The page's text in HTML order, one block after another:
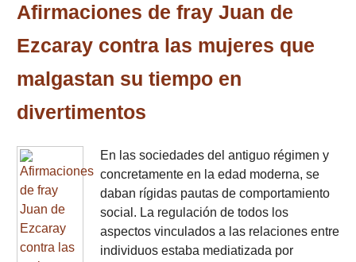
Afirmaciones de fray Juan de
Ezcaray contra las mujeres que
malgastan su tiempo en
divertimentos
En las sociedades del antiguo régimen y
concretamente en la edad moderna, se
daban rígidas pautas de comportamiento
social. La regulación de todos los
aspectos vinculados a las relaciones entre
individuos estaba mediatizada por